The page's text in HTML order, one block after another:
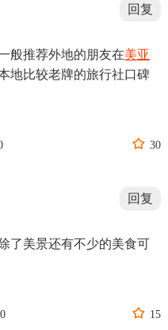
回复
般推荐外地的朋友在美亚
地比较老牌的旅行社口碑
 30
回复
了美景还有不少的美食可
0  15